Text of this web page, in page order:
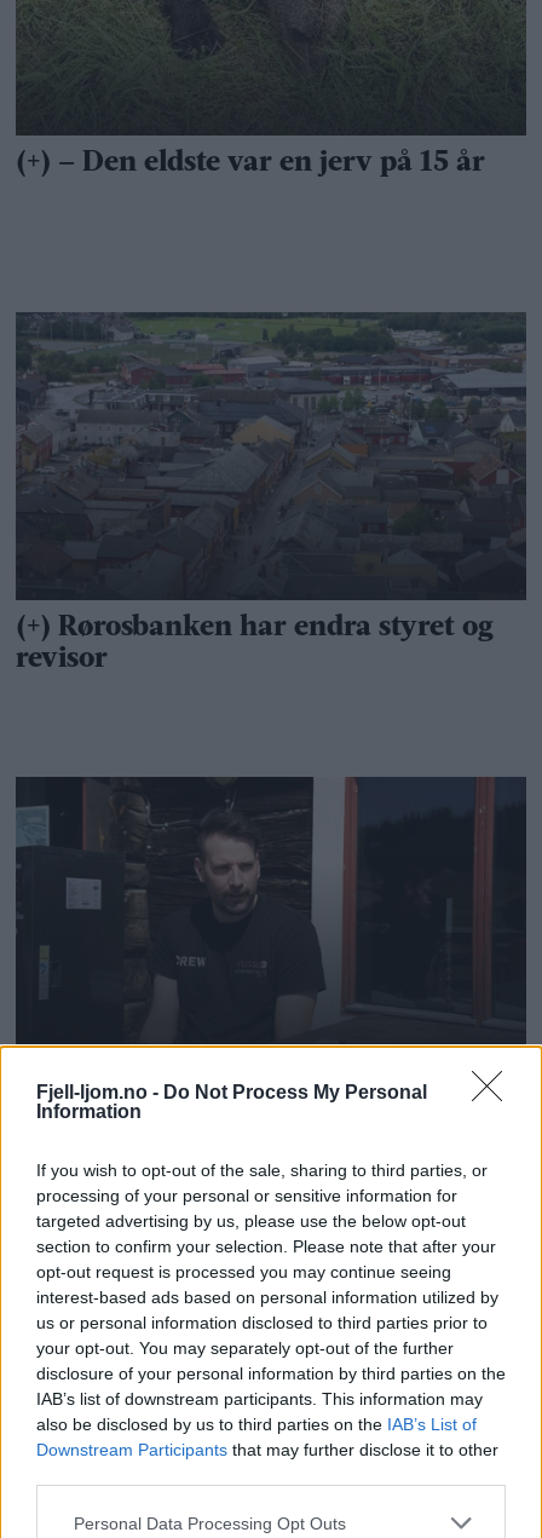
Fjell-ljom.no - Do Not Process My Personal
Information
If you wish to opt-out of the sale, sharing to third parties, or
processing of your personal or sensitive information for
targeted advertising by us, please use the below opt-out
section to confirm your selection. Please note that after your
opt-out request is processed you may continue seeing
interest-based ads based on personal information utilized by
us or personal information disclosed to third parties prior to
your opt-out. You may separately opt-out of the further
disclosure of your personal information by third parties on the
IAB’s list of downstream participants. This information may
also be disclosed by us to third parties on the IAB’s List of
Downstream Participants that may further disclose it to other
Personal Data Processing Opt Outs